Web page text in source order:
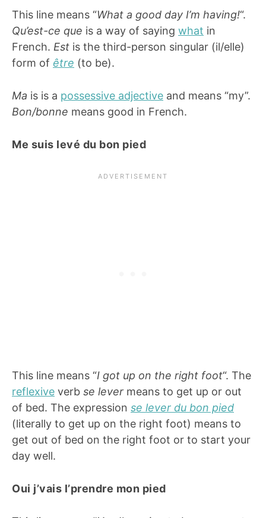
This line means “What a good day I’m having!“.
Qu’est-ce que is a way of saying what in
French. Est is the third-person singular (il/elle)
form of être (to be).
Ma is is a possessive adjective and means “my”.
Bon/bonne means good in French.
Me suis levé du bon pied
This line means “I got up on the right foot“. The
reflexive verb se lever means to get up or out
of bed. The expression se lever du bon pied
(literally to get up on the right foot) means to
get out of bed on the right foot or to start your
day well.
Oui j’vais l’prendre mon pied